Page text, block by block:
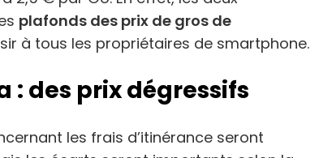
plafonds des prix de gros de
à tous les propriétaires de smartphone.
des prix dégressifs
les frais d’itinérance seront